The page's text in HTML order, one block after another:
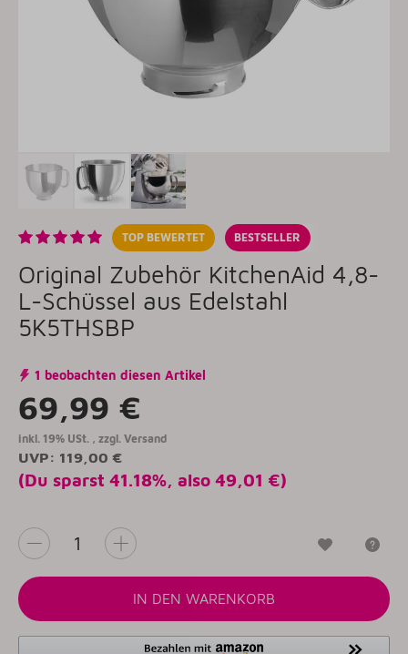
TOP BEWERTET BESTSELLER
Original Zubehör KitchenAid 4,8-
L-Schüssel aus Edelstahl
5K5THSBP
1 beobachten diesen Artikel
69,99 €
inkl. 19% USt. , zzgl. Versand
UVP: 119,00 €
(Du sparst 41.18%, also 49,01 €)
IN DEN WARENKORB